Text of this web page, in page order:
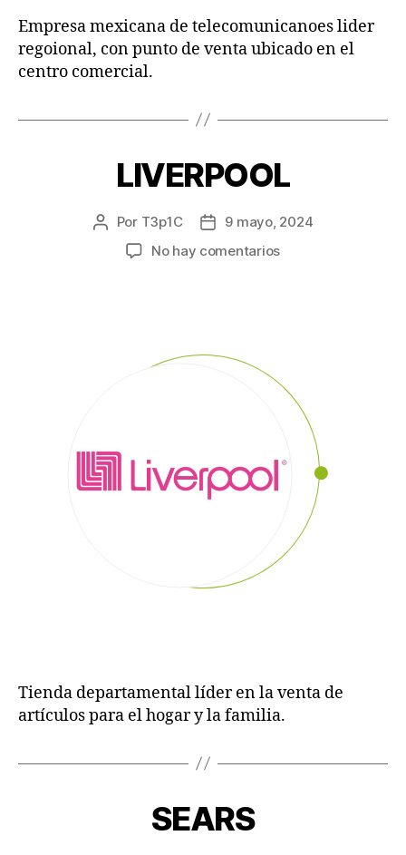
Empresa mexicana de telecomunicanoes lider
regoional, con punto de venta ubicado en el
centro comercial.
LIVERPOOL
Por T3p1C
9 mayo, 2024
No hay comentarios
Tienda departamental líder en la venta de
artículos para el hogar y la familia.
SEARS